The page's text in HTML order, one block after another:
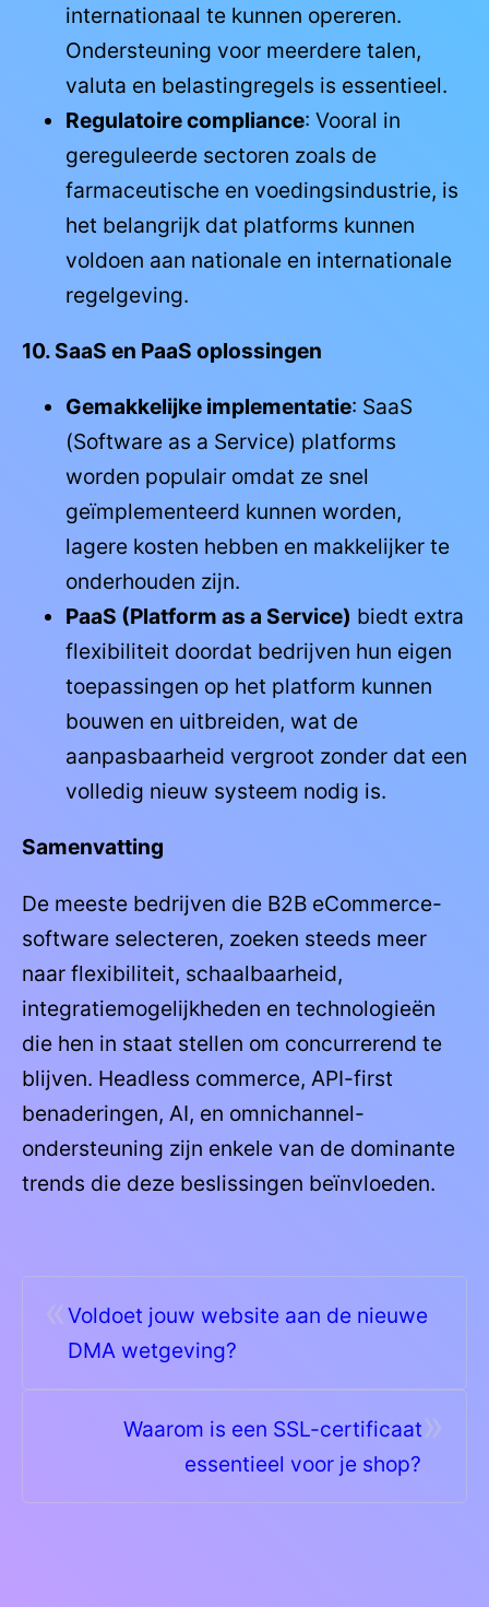
internationaal te kunnen opereren.
Ondersteuning voor meerdere talen,
valuta en belastingregels is essentieel.
Regulatoire compliance: Vooral in
gereguleerde sectoren zoals de
farmaceutische en voedingsindustrie, is
het belangrijk dat platforms kunnen
voldoen aan nationale en internationale
regelgeving.
10. SaaS en PaaS oplossingen
Gemakkelijke implementatie: SaaS
(Software as a Service) platforms
worden populair omdat ze snel
geïmplementeerd kunnen worden,
lagere kosten hebben en makkelijker te
onderhouden zijn.
PaaS (Platform as a Service) biedt extra
flexibiliteit doordat bedrijven hun eigen
toepassingen op het platform kunnen
bouwen en uitbreiden, wat de
aanpasbaarheid vergroot zonder dat een
volledig nieuw systeem nodig is.
Samenvatting
De meeste bedrijven die B2B eCommerce-
software selecteren, zoeken steeds meer
naar flexibiliteit, schaalbaarheid,
integratiemogelijkheden en technologieën
die hen in staat stellen om concurrerend te
blijven. Headless commerce, API-first
benaderingen, AI, en omnichannel-
ondersteuning zijn enkele van de dominante
trends die deze beslissingen beïnvloeden.
Voldoet jouw website aan de nieuwe
DMA wetgeving?
Waarom is een SSL-certificaat
essentieel voor je shop?